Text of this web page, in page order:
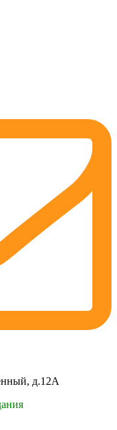
д.12А